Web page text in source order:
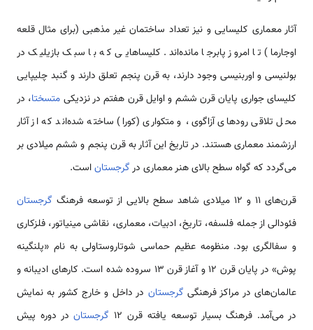
آثار معماری کلیسایی و نیز تعداد ساختمان غیر مذهبی (برای مثال قلعه
اوجارما) تا امروز پابرجا مانده‌اند. کلیساهایی که با سبک بازیلیک در
بولنیسی و اوربنیسی وجود دارند، به قرن پنجم تعلق دارند و گنبد چلیپایی
کلیسای جواری پایان قرن ششم و اوایل قرن هفتم در نزدیکی متسختا، در
محل تلاقی رودهای آزاگوی، و متکواری (کورا) ساخته شده‌اند که از آثار
ارزشمند معماری هستند. در تاریخ این آثار به قرن پنجم و ششم میلادی بر
می‌گردد که گواه سطح بالای هنر معماری درگرجستاناست.
قرن‌های 11 و 12 میلادی شاهد سطح بالایی از توسعه فرهنگ
گرجستان
فئودالی از جمله فلسفه، تاریخ، ادبیات، معماری، نقاشی مینیاتور، فلزکاری
و سفالگری بود. منظومه عظیم حماسی شوتاروستاولی به نام «پلنگینه
پوش» در پایان قرن 12 و آغاز قرن 13 سروده شده است. کارهای ادیبانه و
عالمان‌های در مراکز فرهنگی گرجستان در داخل و خارج کشور به نمایش
در می‌آمد. فرهنگ بسیار توسعه یافته قرن 12
گرجستاندر دوره پیش